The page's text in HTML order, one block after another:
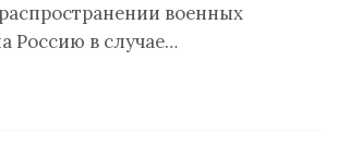
военных
Россию в случае…